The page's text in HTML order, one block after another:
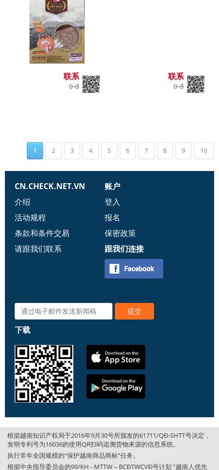
联系
0 đ
联系
0 đ
1 2 3 4 5 6 7 8 9 10
CN.CHECK.NET.VN
介绍
活动规程
条款和条件交易
请跟我们联系
账户
登入
报名
保密政策
跟我们连接
下载
根据越南知识产权局于2016年9月30号所颁发的61711/QĐ-SHTT号决定，
发明专利号为16036的使用QR扫码追溯货物来源的信息系统。
执行常年全国规模的“保护越南商品商标”任务。
根据中央指导委员会的99/KH - MTTW – BCĐTWCVĐ号计划 “越南人优先